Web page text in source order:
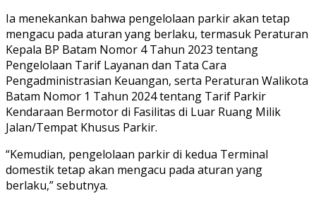
Ia menekankan bahwa pengelolaan parkir akan tetap
mengacu pada aturan yang berlaku, termasuk Peraturan
Kepala BP Batam Nomor 4 Tahun 2023 tentang
Pengelolaan Tarif Layanan dan Tata Cara
Pengadministrasian Keuangan, serta Peraturan Walikota
Batam Nomor 1 Tahun 2024 tentang Tarif Parkir
Kendaraan Bermotor di Fasilitas di Luar Ruang Milik
Jalan/Tempat Khusus Parkir.
“Kemudian, pengelolaan parkir di kedua Terminal
domestik tetap akan mengacu pada aturan yang
berlaku,” sebutnya.